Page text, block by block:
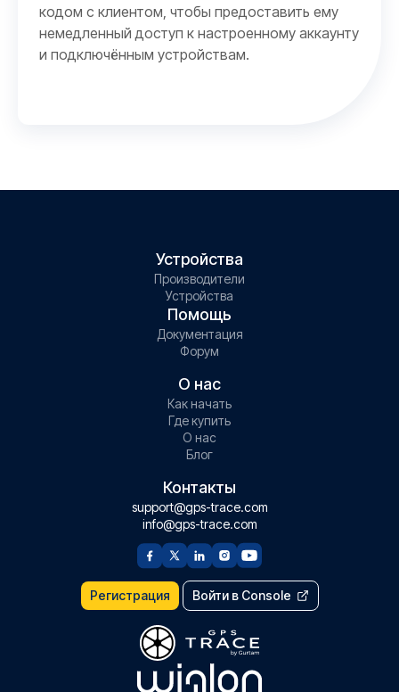
кодом с клиентом, чтобы предоставить ему
немедленный доступ к настроенному аккаунту
и подключённым устройствам.
Устройства
Производители
Устройства
Помощь
Документация
Форум
О нас
Как начать
Где купить
О нас
Блог
Контакты
support@gps-trace.com
info@gps-trace.com
Регистрация Войти в Console